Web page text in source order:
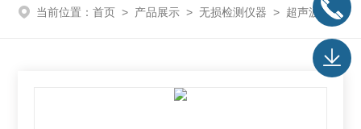
当前位置： 首页 > 产品展示 > 无损检测仪器 > 超声波测厚仪